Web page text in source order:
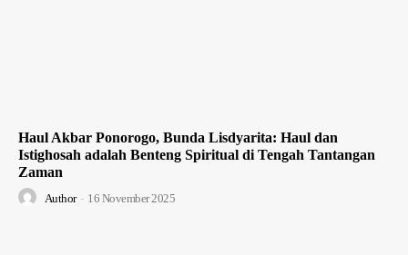
Haul Akbar Ponorogo, Bunda Lisdyarita: Haul dan
Istighosah adalah Benteng Spiritual di Tengah Tantangan
Zaman
Author - 16 November 2025